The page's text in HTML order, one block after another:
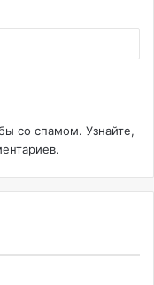
со спамом. Узнайте,
.